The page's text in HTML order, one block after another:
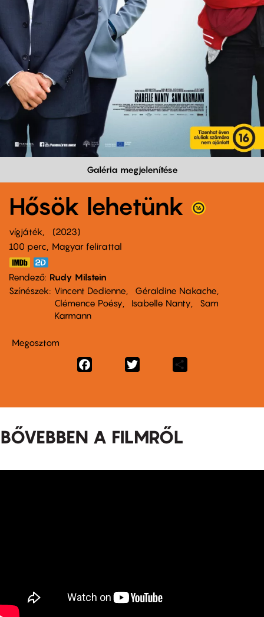
Galéria megjelenítése
Hősök lehetünk
vígjáték
2023
100 perc,
Magyar felirattal
Rendező Rudy Milstein
Színészek
Vincent Dedienne
Géraldine Nakache
Clémence Poésy
Isabelle Nanty
Sam
Karmann
Megosztom
Facebook
BŐVEBBEN A FILMRŐL